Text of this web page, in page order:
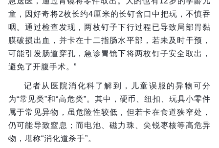
童，因好奇将2枚长约4厘米的长钉含口中把玩，不慎吞
咽。通过检查发现，两枚钉子下行过程已导致局部胃黏
膜破损出血，并卡在十二指肠水平部，若未及时干预，
可能引发肠道穿孔，急诊胃镜下将两枚钉子安全取出，
避免了开腹手术。”
记者从医院消化科了解到，儿童误服的异物可分
为“常见类”和“高危类”。其中，硬币、纽扣、玩具小零件
属于常见异物，虽危险性较低，但若卡在食道狭窄处，
仍可能导致窒息；而电池、磁力珠、尖锐枣核等高危异
物，堪称“消化道杀手”。